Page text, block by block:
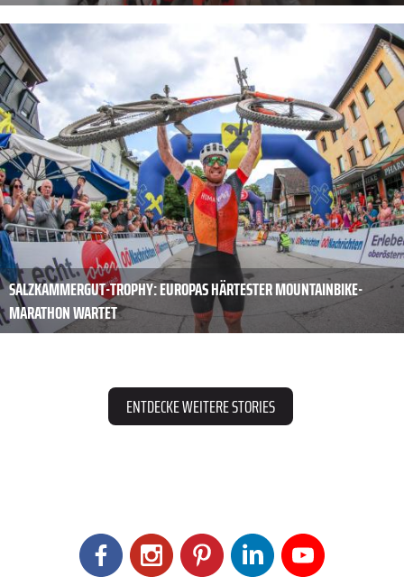
SALZKAMMERGUT-TROPHY: EUROPAS HÄRTESTER MOUNTAINBIKE-
MARATHON WARTET
ENTDECKE WEITERE STORIES